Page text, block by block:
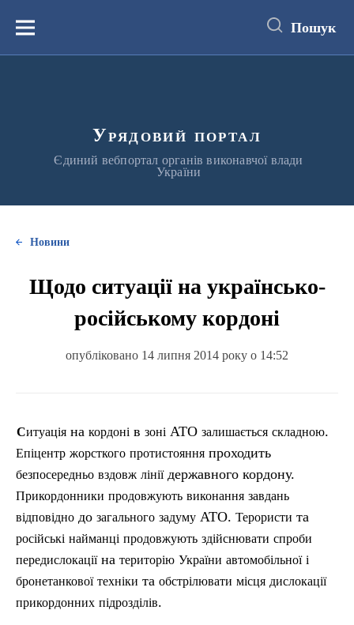
вмістуМеню Пошук
Урядовий портал
Єдиний вебпортал органів виконавчої влади
України
Новини
Щодо ситуації на українсько-
російському кордоні
опубліковано 14 липня 2014 року о 14:52
Ситуація на кордоні в зоні АТО залишається складною.
Епіцентр жорсткого протистояння проходить
безпосередньо вздовж лініїдержавного кордону.
Прикордонники продовжують виконання завдань
відповідно до загального задуму АТО. Терористи та
російські найманці продовжують здійснювати спроби
передислокаціїна територію України автомобільної і
бронетанкової техніки та обстрілювати місця дислокації
прикордонних підрозділів.